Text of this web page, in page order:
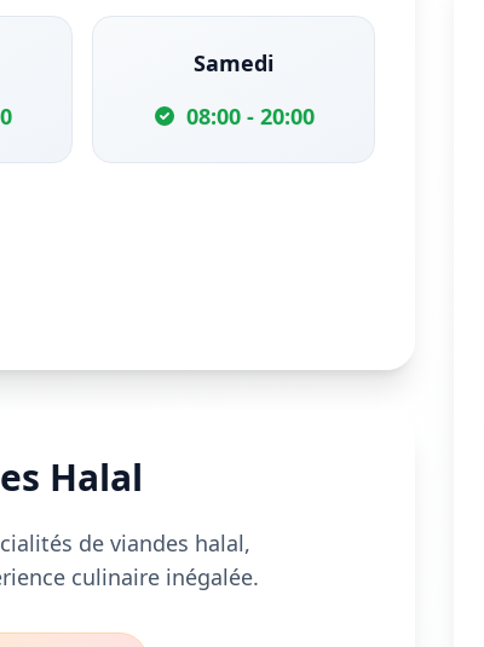
Samedi
08:00 - 20:00
Halal
de viandes halal,
culinaire inégalée.